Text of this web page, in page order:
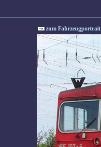
zum Fahrzeugportrait